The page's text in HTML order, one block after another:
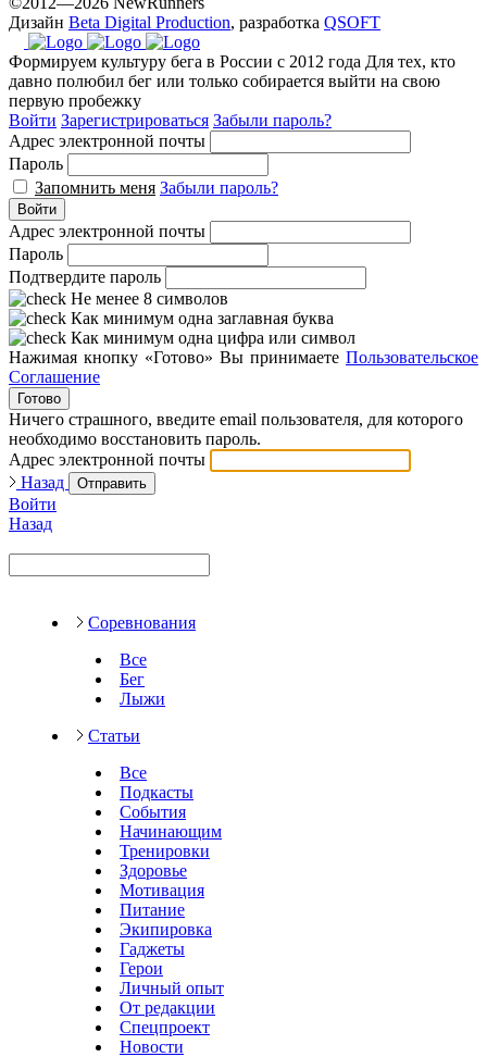
Дизайн Beta Digital Production, разработка QSOFT
Формируем культуру бега в России с 2012 года Для тех, кто
давно полюбил бег или только собирается выйти на свою
первую пробежку
Войти Зарегистрироваться Забыли пароль?
Адрес электронной почты
Пароль
Запомнить меня Забыли пароль?
Войти
Адрес электронной почты
Пароль
Подтвердите пароль
Не менее 8 символов
Как минимум одна заглавная буква
Как минимум одна цифра или символ
Нажимая кнопку «Готово» Вы принимаете Пользовательское
Соглашение
Готово
Ничего страшного, введите email пользователя, для которого
необходимо восстановить пароль.
Адрес электронной почты
Назад
Отправить
Войти
Назад
Соревнования
Все
Бег
Лыжи
Статьи
Все
Подкасты
События
Начинающим
Тренировки
Здоровье
Мотивация
Питание
Экипировка
Гаджеты
Герои
Личный опыт
От редакции
Спецпроект
Новости